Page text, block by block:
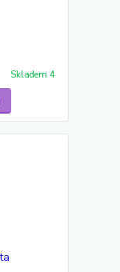
Skladem 4